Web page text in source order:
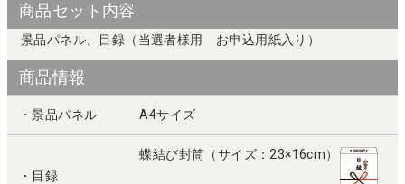
商品セット内容
景品パネル、目録（当選者様用 お申込用紙入り）
商品情報
・景品パネル A4サイズ
・目録
蝶結び封筒（サイズ：23×16cm）